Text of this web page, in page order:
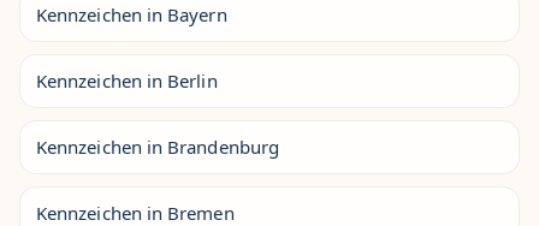
Kennzeichen in Bayern
Kennzeichen in Berlin
Kennzeichen in Brandenburg
Kennzeichen in Bremen